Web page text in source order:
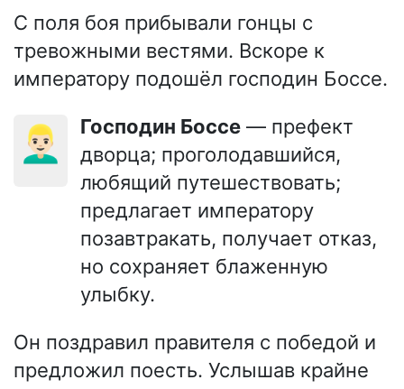
С поля боя прибывали гонцы с
тревожными вестями. Вскоре к
императору подошёл господин Боссе.
👱🏻‍♂️ Господин Боссе — префект
дворца; проголодавшийся,
любящий путешествовать;
предлагает императору
позавтракать, получает отказ,
но сохраняет блаженную
улыбку.
Он поздравил правителя с победой и
предложил поесть. Услышав крайне